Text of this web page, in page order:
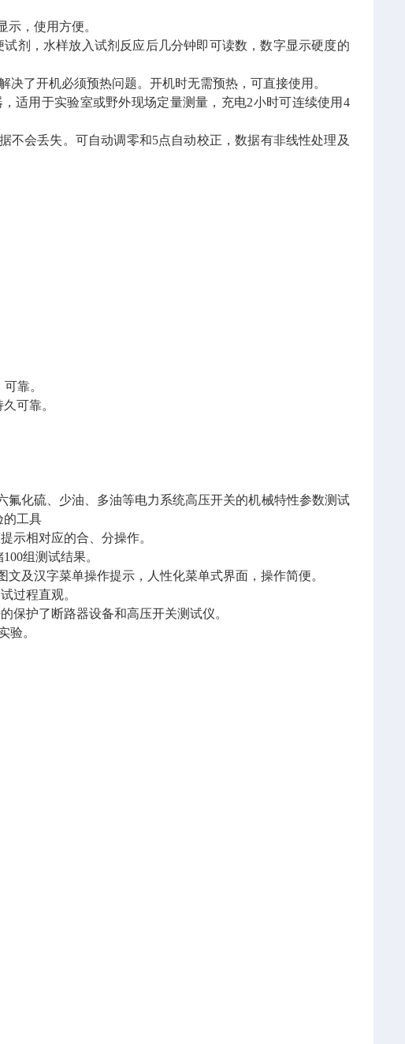
示，使用方便。
剂，水样放入试剂反应后几分钟即可读数，数字显示硬度的
决了开机必须预热问题。开机时无需预热，可直接使用。
适用于实验室或野外现场定量测量，充电2小时可连续使用4
不会丢失。可自动调零和5点自动校正，数据有非线性处理及
靠。
可靠。
化硫、少油、多油等电力系统高压开关的机械特性参数测试
的工具
示相对应的合、分操作。
组测试结果。
及汉字菜单操作提示，人性化菜单式界面，操作简便。
过程直观。
保护了断路器设备和高压开关测试仪。
验。